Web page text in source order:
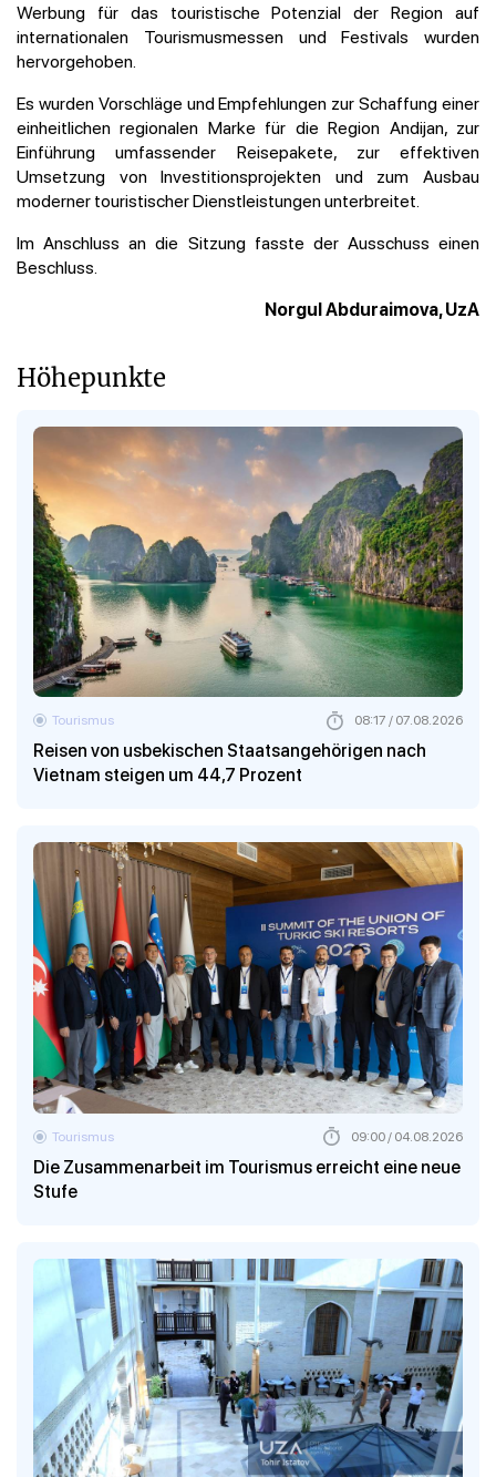
Werbung für das touristische Potenzial der Region auf
internationalen Tourismusmessen und Festivals wurden
hervorgehoben.
Es wurden Vorschläge und Empfehlungen zur Schaffung einer
einheitlichen regionalen Marke für die Region Andijan, zur
Einführung umfassender Reisepakete, zur effektiven
Umsetzung von Investitionsprojekten und zum Ausbau
moderner touristischer Dienstleistungen unterbreitet.
Im Anschluss an die Sitzung fasste der Ausschuss einen
Beschluss.
Norgul Abduraimova, UzA
Höhepunkte
Reisen von usbekischen Staatsangehörigen nach
Vietnam steigen um 44,7 Prozent
Tourismus 08:17 / 07.08.2026
Die Zusammenarbeit im Tourismus erreicht eine neue
Stufe
Tourismus 09:00 / 04.08.2026